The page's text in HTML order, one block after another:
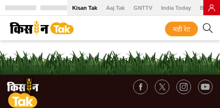
Kisan Tak Aaj Tak GNTTV India Today BT
मंडी रेट